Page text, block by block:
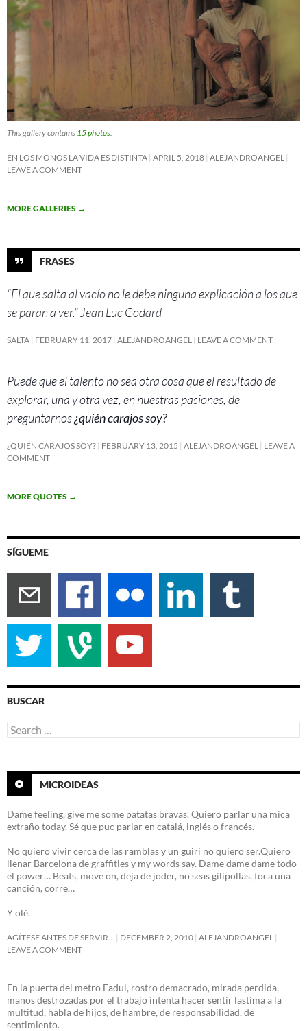
This gallery contains 15 photos
EN LOS MONOS LA VIDA ES DISTINTA APRIL 5, 2018 ALEJANDROANGEL
LEAVE A COMMENT
MORE GALLERIES →
FRASES
“El que salta al vacío no le debe ninguna explicación a los que
se paran a ver.” Jean Luc Godard
SALTA FEBRUARY 11, 2017 ALEJANDROANGEL LEAVE A COMMENT
Puede que el talento no sea otra cosa que el resultado de
explorar, una y otra vez, en nuestras pasiones, de
preguntarnos¿quién carajos soy?
¿QUIÉN CARAJOS SOY? FEBRUARY 13, 2015 ALEJANDROANGEL
LEAVE A
COMMENT
MORE QUOTES →
SÍGUEME
BUSCAR
Search
for:
MICROIDEAS
Dame feeling, give me some patatas bravas. Quiero parlar una mica
extraño today. Sé que puc parlar en catalá, inglés o francés.
No quiero vivir cerca de las ramblas y un guiri no quiero ser.Quiero
llenar Barcelona de graffities y my words say. Dame dame dame todo
el power… Beats, move on, deja de joder, no seas gilipollas, toca una
canción, corre…
Y olé.
AGÍTESE ANTES DE SERVIR… DECEMBER 2, 2010 ALEJANDROANGEL
LEAVE A COMMENT
En la puerta del metro Fadul, rostro demacrado, mirada perdida,
manos destrozadas por el trabajo intenta hacer sentir lastima a la
multitud, habla de hijos, de hambre, de responsabilidad, de
sentimiento.